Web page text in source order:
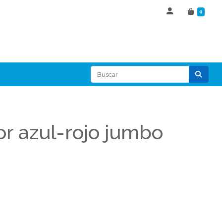
0
azul-rojo jumbo